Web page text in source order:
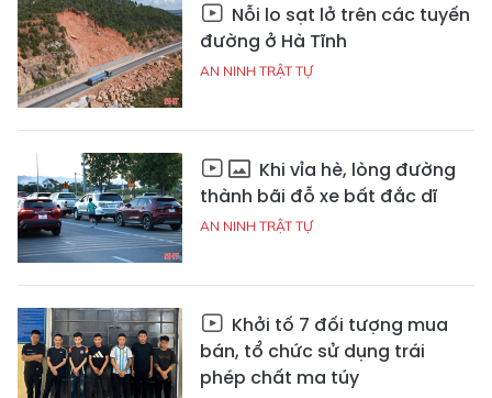
Nỗi lo sạt lở trên các tuyến
đường ở Hà Tĩnh
AN NINH TRẬT TỰ
Khi vỉa hè, lòng đường
thành bãi đỗ xe bất đắc dĩ
AN NINH TRẬT TỰ
Khởi tố 7 đối tượng mua
bán, tổ chức sử dụng trái
phép chất ma túy